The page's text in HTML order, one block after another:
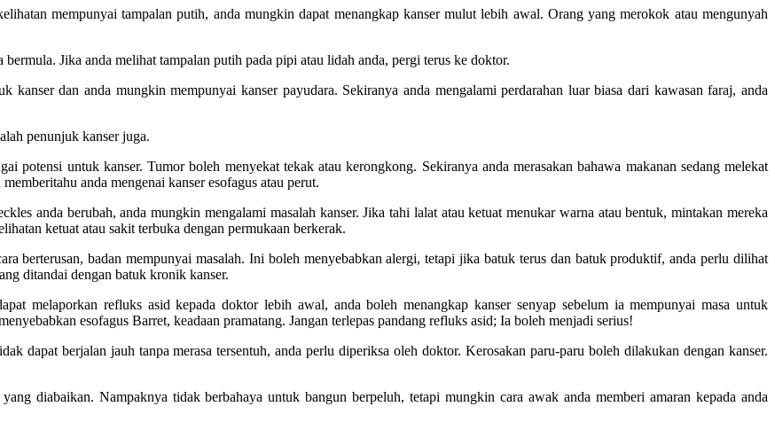
mempunyai tampalan putih, anda mungkin dapat menangkap kanser mulut lebih awal. Orang yang merokok atau mengunyah
Jika anda melihat tampalan putih pada pipi atau lidah anda, pergi terus ke doktor.
kanser dan anda mungkin mempunyai kanser payudara. Sekiranya anda mengalami perdarahan luar biasa dari kawasan faraj, anda
penunjuk kanser juga.
potensi untuk kanser. Tumor boleh menyekat tekak atau kerongkong. Sekiranya anda merasakan bahawa makanan sedang melekat
anda mengenai kanser esofagus atau perut.
anda berubah, anda mungkin mengalami masalah kanser. Jika tahi lalat atau ketuat menukar warna atau bentuk, mintakan mereka
ketuat atau sakit terbuka dengan permukaan berkerak.
berterusan, badan mempunyai masalah. Ini boleh menyebabkan alergi, tetapi jika batuk terus dan batuk produktif, anda perlu dilihat
ditandai dengan batuk kronik kanser.
melaporkan refluks asid kepada doktor lebih awal, anda boleh menangkap kanser senyap sebelum ia mempunyai masa untuk
esofagus Barret, keadaan pramatang. Jangan terlepas pandang refluks asid; Ia boleh menjadi serius!
dapat berjalan jauh tanpa merasa tersentuh, anda perlu diperiksa oleh doktor. Kerosakan paru-paru boleh dilakukan dengan kanser.
diabaikan. Nampaknya tidak berbahaya untuk bangun berpeluh, tetapi mungkin cara awak anda memberi amaran kepada anda